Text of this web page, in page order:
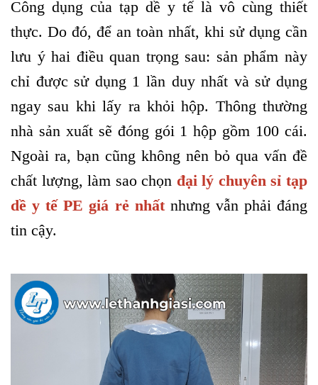
Công dụng của tạp dề y tế là vô cùng thiết
thực. Do đó, để an toàn nhất, khi sử dụng cần
lưu ý hai điều quan trọng sau: sản phẩm này
chỉ được sử dụng 1 lần duy nhất và sử dụng
ngay sau khi lấy ra khỏi hộp. Thông thường
nhà sản xuất sẽ đóng gói 1 hộp gồm 100 cái.
Ngoài ra, bạn cũng không nên bỏ qua vấn đề
chất lượng, làm sao chọn đại lý chuyên sỉ tạp
dề y tế PE giá rẻ nhấtnhưng vẫn phải đáng
tin cậy.